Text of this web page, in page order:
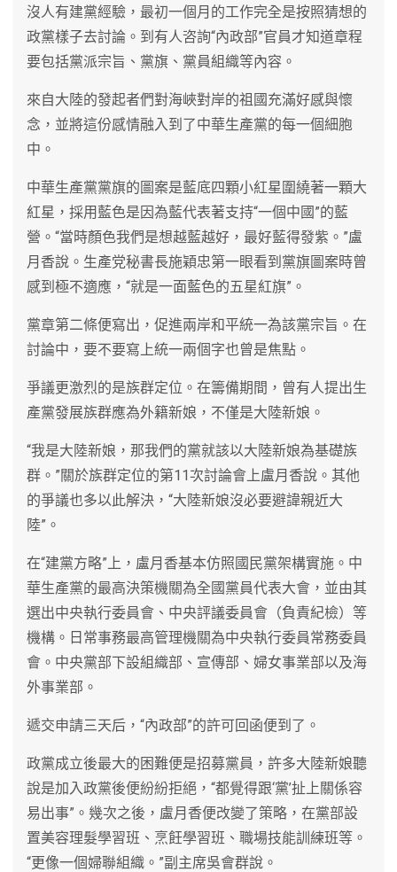
沒人有建黨經驗，最初一個月的工作完全是按照猜想的
政黨樣子去討論。到有人咨詢“內政部”官員才知道章程
要包括黨派宗旨、黨旗、黨員組織等內容。
來自大陸的發起者們對海峽對岸的祖國充滿好感與懷
念，並將這份感情融入到了中華生產黨的每一個細胞
中。
中華生產黨黨旗的圖案是藍底四顆小紅星圍繞著一顆大
紅星，採用藍色是因為藍代表著支持“一個中國”的藍
營。“當時顏色我們是想越藍越好，最好藍得發紫。”盧
月香說。生產党秘書長施穎忠第一眼看到黨旗圖案時曾
感到極不適應，“就是一面藍色的五星紅旗”。
黨章第二條便寫出，促進兩岸和平統一為該黨宗旨。在
討論中，要不要寫上統一兩個字也曾是焦點。
爭議更激烈的是族群定位。在籌備期間，曾有人提出生
產黨發展族群應為外籍新娘，不僅是大陸新娘。
“我是大陸新娘，那我們的黨就該以大陸新娘為基礎族
群。”關於族群定位的第11次討論會上盧月香說。其他
的爭議也多以此解決，“大陸新娘沒必要避諱親近大
陸”。
在“建黨方略”上，盧月香基本仿照國民黨架構實施。中
華生產黨的最高決策機關為全國黨員代表大會，並由其
選出中央執行委員會、中央評議委員會（負責紀檢）等
機構。日常事務最高管理機關為中央執行委員常務委員
會。中央黨部下設組織部、宣傳部、婦女事業部以及海
外事業部。
遞交申請三天后，“內政部”的許可回函便到了。
政黨成立後最大的困難便是招募黨員，許多大陸新娘聽
說是加入政黨後便紛紛拒絕，“都覺得跟‘黨’扯上關係容
易出事”。幾次之後，盧月香便改變了策略，在黨部設
置美容理髮學習班、烹飪學習班、職場技能訓練班等。
“更像一個婦聯組織。”副主席吳會群說。